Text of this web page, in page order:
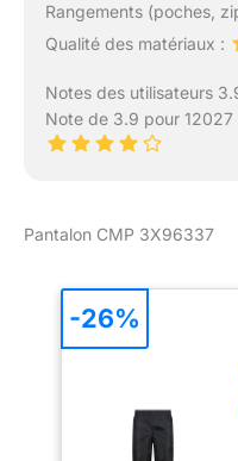
Rangements (poches,
Qualité des matériaux :
Notes des utilisateurs
Note de 3.9 pour 12027
Pantalon CMP 3X96337
-26%